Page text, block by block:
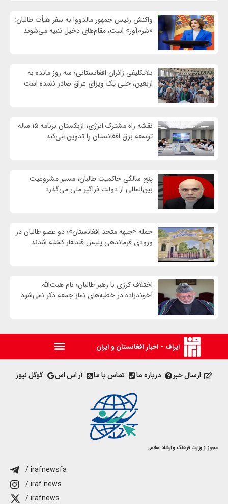
واکنش رئیس جمهور مالدووا به سفر هیأت طالبان:
«شرم‌آور» است، مقام‌های دخیل تنبیه می‌شوند
بلاتکلیفی زائران افغانستانی؛ سه روز مانده به
اربعین، حتی یک ویزای عراق صادر نشده است
نقشه راه مشترک انرژی؛ ازبکستان برنامه ۱۵ ساله
توسعه برق افغانستان را تدوین می‌کند
پنج سالگی حاکمیت طالبان؛ مسیر مشروعیت
بین‌المللی از دولت فراگیر ملی می‌گذرد
حمله «جبهه متحد افغانستان»؛ دو عضو طالبان در
ورودی فرماندهی پلیس قندهار کشته شدند
اختلاف کرزی با رهبر طالبان؛ نام هبت‌الله
آخوندزاده در خطبه‌های نماز جمعه ذکر نمی‌شود
ایراف - اخبار افغانستان و ایران
ارسال خبر درباره ما تماس با ما آر اس اس گوگل نیوز
مجوز از وزارت فرهنگ و ارشاد اسلامی
/ irafnewsfa
/ iraf.news
/ irafnews